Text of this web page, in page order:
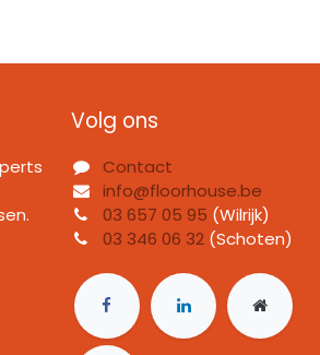
Volg ons
Contact
info@floorhouse.be
03 657 05 95 (Wilrijk)
03 346 06 32(Schoten)